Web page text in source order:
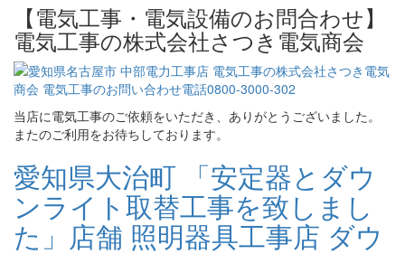
【電気工事・電気設備のお問合わせ】
電気工事の株式会社さつき電気商会
当店に電気工事のご依頼をいただき、ありがとうございました。
またのご利用をお待ちしております。
愛知県大治町 「安定器とダウ
ンライト取替工事を致しまし
た」店舗 照明器具工事店 ダウ